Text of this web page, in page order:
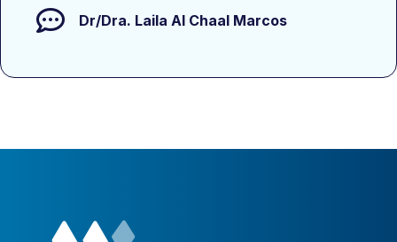
Dr/Dra. Laila Al Chaal Marcos